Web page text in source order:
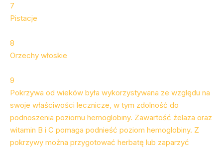
7
Pistacje
8
Orzechy włoskie
9
Pokrzywa od wieków była wykorzystywana ze względu na
swoje właściwości lecznicze, w tym zdolność do
podnoszenia poziomu hemoglobiny. Zawartość żelaza oraz
witamin B i C pomaga podnieść poziom hemoglobiny. Z
pokrzywy można przygotować herbatę lub zaparzyć